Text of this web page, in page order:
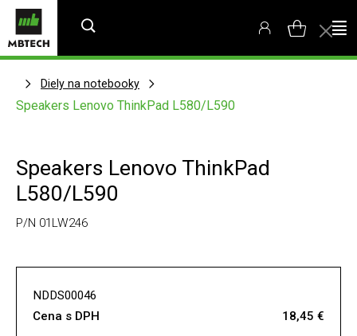
Diely na notebooky
Speakers Lenovo ThinkPad L580/L590
Speakers Lenovo ThinkPad
L580/L590
P/N 01LW246
NDDS00046
Cena s DPH
18,45 €